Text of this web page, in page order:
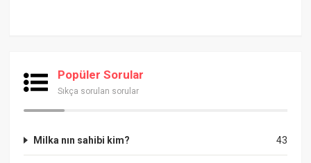
Popüler Sorular
Sıkça sorulan sorular
43
Milka nın sahibi kim?